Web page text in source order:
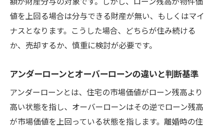
値を上回る場合は分与できる財産が無い、もしくはマイ
ナスとなります。こうした場合、どちらが住み続ける
か、売却するか、慎重に検討が必要です。
アンダーローンとオーバーローンの違いと判断基準
アンダーローンとは、住宅の市場価値がローン残高より
高い状態を指し、オーバーローンはその逆でローン残高
が市場価値を上回っている状態を指します。離婚時の住